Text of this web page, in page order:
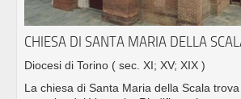
CHIESA DI SANTA MARIA DELLA
Diocesi di Torino ( sec. XI; XV; XIX )
La chiesa di Santa Maria della Scala